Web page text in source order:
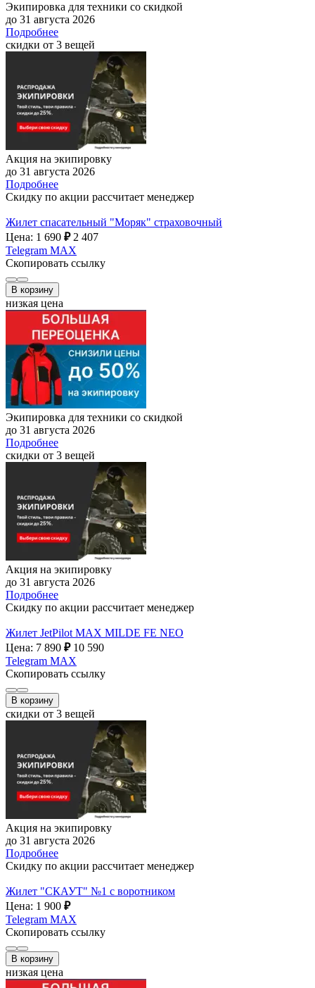
Экипировка для техники со скидкой
до 31 августа 2026
Подробнее
скидки от 3 вещей
Акция на экипировку
до 31 августа 2026
Подробнее
Скидку по акции рассчитает менеджер
Жилет спасательный "Моряк" страховочный
Цена: 1 690 ₽ 2 407
Telegram MAX
Скопировать ссылку
В корзину
низкая цена
Экипировка для техники со скидкой
до 31 августа 2026
Подробнее
скидки от 3 вещей
Акция на экипировку
до 31 августа 2026
Подробнее
Скидку по акции рассчитает менеджер
Жилет JetPilot MAX MILDE FE NEO
Цена: 7 890 ₽ 10 590
Telegram MAX
Скопировать ссылку
В корзину
скидки от 3 вещей
Акция на экипировку
до 31 августа 2026
Подробнее
Скидку по акции рассчитает менеджер
Жилет "СКАУТ" №1 с воротником
Цена: 1 900 ₽
Telegram MAX
Скопировать ссылку
В корзину
низкая цена